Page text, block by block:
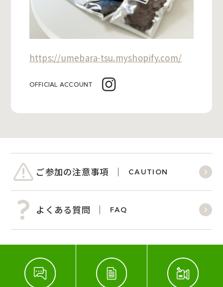
https://umebara-tsu.myshopify.com/
OFFICIAL ACCOUNT
ご参加の注意事項 CAUTION
よくある質問 FAQ